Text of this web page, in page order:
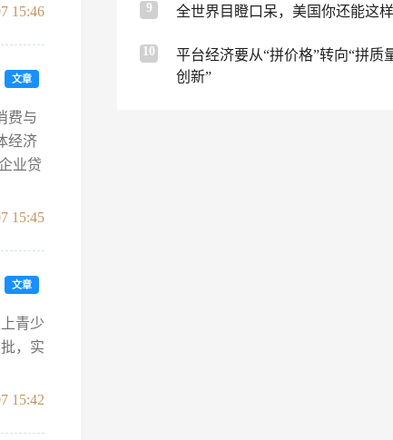
15:46
文章
费与
经济
业贷
15:45
文章
青少
，实
15:42
9 全世界目瞪口呆，美国你还能这
10
平台经济要从“拼价格”转向“拼质
创新”